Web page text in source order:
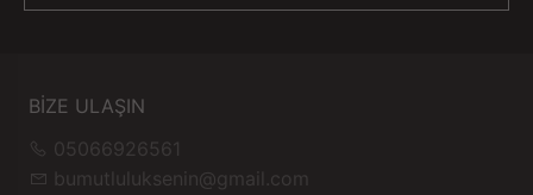
BİZE ULAŞIN
05066926561
bumutluluksenin@gmail.com